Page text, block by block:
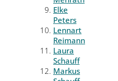
Elke
Peters
Lennart
Reimann
Laura
Schauff
Markus